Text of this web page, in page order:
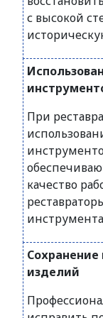
с высокой
При
качество
изделий